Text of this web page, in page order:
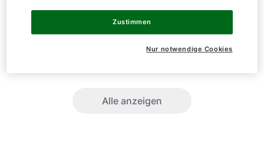
SPU-2 (W)
Alle anzeigen
Nur notwendige Cookies
Zustimmen